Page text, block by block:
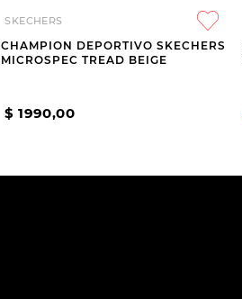
SKECHERS
CHAMPION DEPORTIVO SKECHERS
MICROSPEC TREAD BEIGE
$ 1990,00